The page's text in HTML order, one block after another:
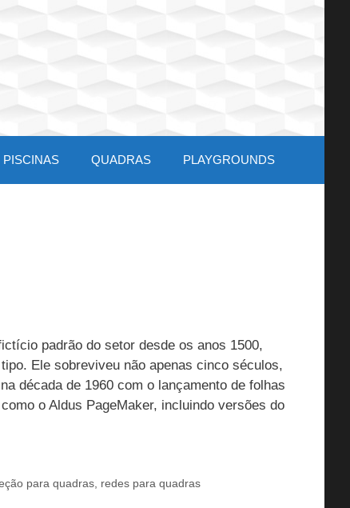
PISCINAS QUADRAS PLAYGROUNDS
padrão do setor desde os anos 1500,
Ele sobreviveu não apenas cinco séculos,
década de 1960 com o lançamento de folhas
o Aldus PageMaker, incluindo versões do
para quadras, redes para quadras